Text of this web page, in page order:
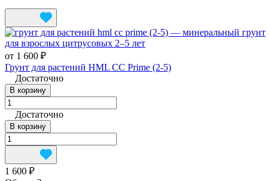
от 1 600 ₽
Грунт для растений HML CC Prime (2-5)
Достаточно
В корзину
Достаточно
В корзину
1 600 ₽